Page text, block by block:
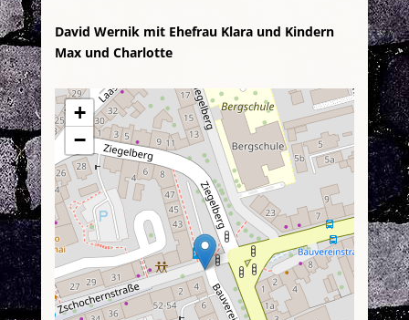
David Wernik mit Ehefrau Klara und Kindern
Max und Charlotte
+
−